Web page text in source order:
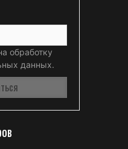
обработку
данных.